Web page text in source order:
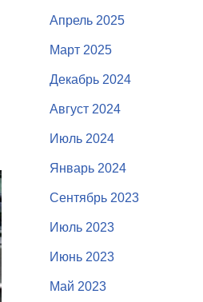
Апрель 2025
Март 2025
Декабрь 2024
Август 2024
Июль 2024
Январь 2024
Сентябрь 2023
Июль 2023
Июнь 2023
Май 2023